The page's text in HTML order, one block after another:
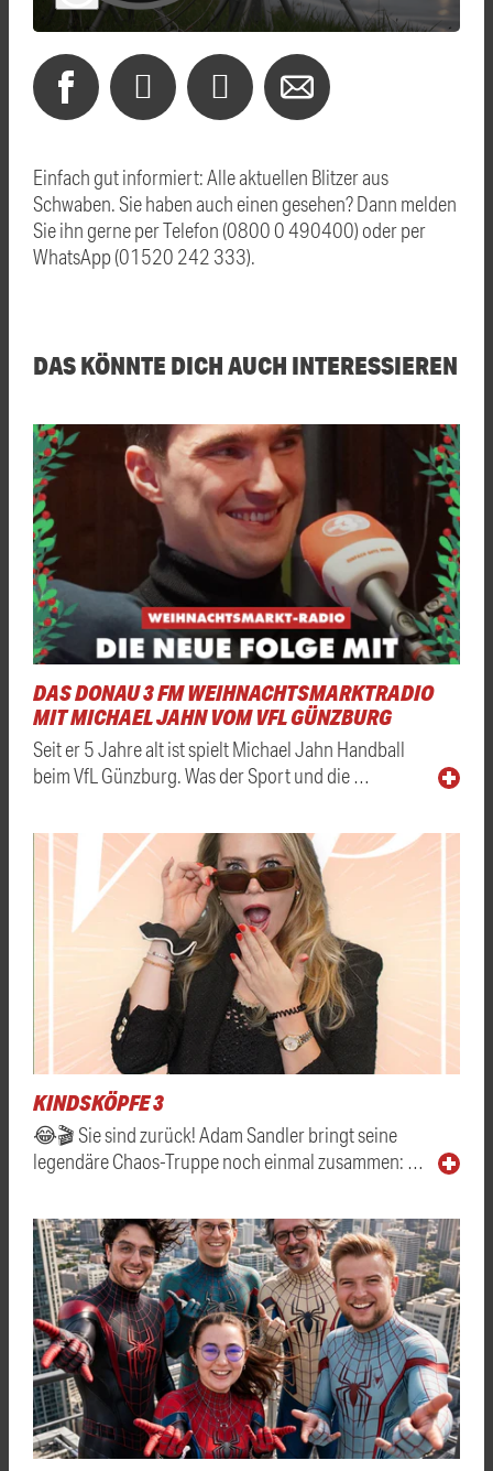
Einfach gut informiert: Alle aktuellen Blitzer aus
Schwaben. Sie haben auch einen gesehen? Dann melden
Sie ihn gerne per Telefon (0800 0 490400) oder per
WhatsApp (01520 242 333).
DAS KÖNNTE DICH AUCH INTERESSIEREN
DAS DONAU 3 FM WEIHNACHTSMARKTRADIO
MIT MICHAEL JAHN VOM VFL GÜNZBURG
Seit er 5 Jahre alt ist spielt Michael Jahn Handball
beim VfL Günzburg. Was der Sport und die …
KINDSKÖPFE 3
😂🎬 Sie sind zurück! Adam Sandler bringt seine
legendäre Chaos-Truppe noch einmal zusammen: …